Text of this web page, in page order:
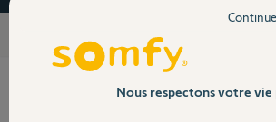
FREEVIA 600 - LS 430
Nous respectons votre vie